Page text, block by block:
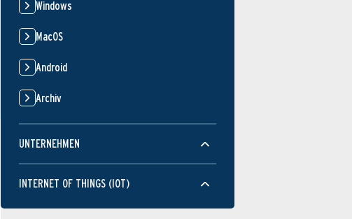
Windows
MacOS
Android
Archiv
UNTERNEHMEN
INTERNET OF THINGS (IOT)